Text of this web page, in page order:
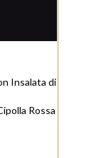
Insalata di
Rossa